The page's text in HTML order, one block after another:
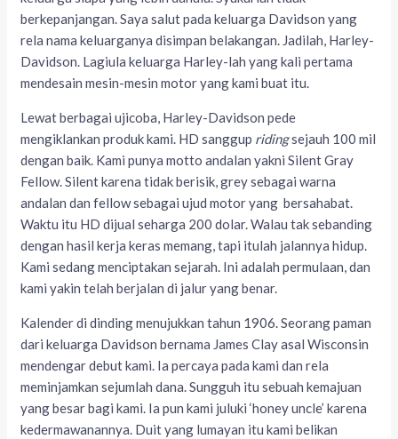
berkepanjangan. Saya salut pada keluarga Davidson yang
rela nama keluarganya disimpan belakangan. Jadilah, Harley-
Davidson. Lagiula keluarga Harley-lah yang kali pertama
mendesain mesin-mesin motor yang kami buat itu.
Lewat berbagai ujicoba, Harley-Davidson pede
mengiklankan produk kami. HD sanggup ridingsejauh 100 mil
dengan baik. Kami punya motto andalan yakni Silent Gray
Fellow. Silent karena tidak berisik, grey sebagai warna
andalan dan fellow sebagai ujud motor yang bersahabat.
Waktu itu HD dijual seharga 200 dolar. Walau tak sebanding
dengan hasil kerja keras memang, tapi itulah jalannya hidup.
Kami sedang menciptakan sejarah. Ini adalah permulaan, dan
kami yakin telah berjalan di jalur yang benar.
Kalender di dinding menujukkan tahun 1906. Seorang paman
dari keluarga Davidson bernama James Clay asal Wisconsin
mendengar debut kami. Ia percaya pada kami dan rela
meminjamkan sejumlah dana. Sungguh itu sebuah kemajuan
yang besar bagi kami. Ia pun kami juluki ‘honey uncle’ karena
kedermawanannya. Duit yang lumayan itu kami belikan